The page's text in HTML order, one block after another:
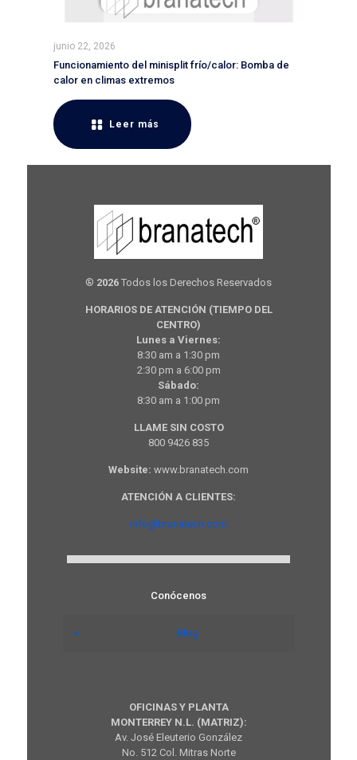
junio 22, 2026
Funcionamiento del minisplit frío/calor: Bomba de
calor en climas extremos
Leer más
® 2026 Todos los Derechos Reservados
HORARIOS DE ATENCIÓN (TIEMPO DEL
CENTRO)
Lunes a Viernes:
8:30 am a 1:30 pm
2:30 pm a 6:00 pm
Sábado:
8:30 am a 1:00 pm
LLAME SIN COSTO
800 9426 835
Website: www.branatech.com
ATENCIÓN A CLIENTES:
info@branatech.com
Conócenos
Blog
OFICINAS Y PLANTA
MONTERREY N.L. (MATRIZ):
Av. José Eleuterio González
No. 512 Col. Mitras Norte